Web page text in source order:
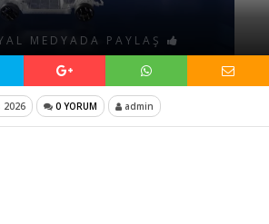
MEDYADA PAYLAŞ
2026 0 YORUM admin